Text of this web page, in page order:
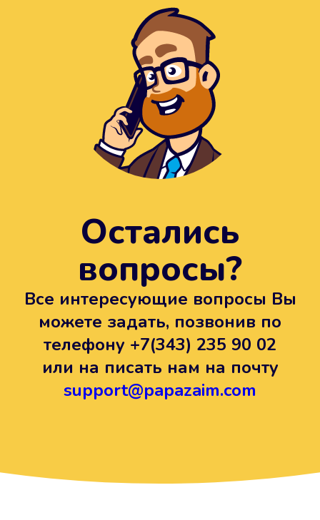
Остались
вопросы?
Все интересующие вопросы Вы
можете задать, позвонив по
телефону +7(343) 235 90 02
или на писать нам на почту
support@papazaim.com